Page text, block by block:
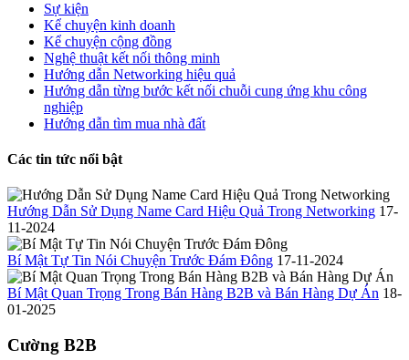
Sự kiện
Kể chuyện kinh doanh
Kể chuyện cộng đồng
Nghệ thuật kết nối thông minh
Hướng dẫn Networking hiệu quả
Hướng dẫn từng bước kết nối chuỗi cung ứng khu công
nghiệp
Hướng dẫn tìm mua nhà đất
Các tin tức nổi bật
Hướng Dẫn Sử Dụng Name Card Hiệu Quả Trong Networking 17-
11-2024
Bí Mật Tự Tin Nói Chuyện Trước Đám Đông 17-11-2024
Bí Mật Quan Trọng Trong Bán Hàng B2B và Bán Hàng Dự Án 18-
01-2025
Cường B2B